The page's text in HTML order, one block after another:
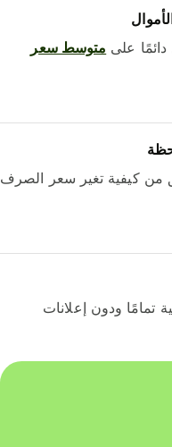
علىمتوسط ​​سعر
كيفية تغير سعر الصرف
ودون إعلانات